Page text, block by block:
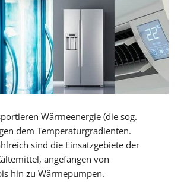
Wärmeenergie (die sog.
dem Temperaturgradienten.
sind die Einsatzgebiete der
angefangen von
hin zu Wärmepumpen.